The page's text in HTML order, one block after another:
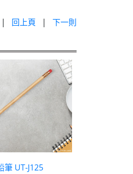
| 回上頁 | 下一則
筆 UT-J125